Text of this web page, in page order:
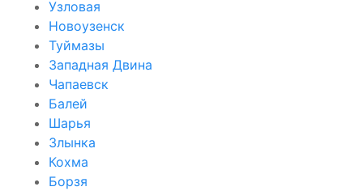
Узловая
Новоузенск
Туймазы
Западная Двина
Чапаевск
Балей
Шарья
Злынка
Кохма
Борзя